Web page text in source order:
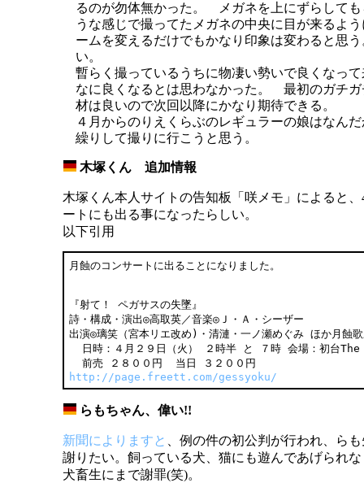
るのが勿体無かった。 メガネを上にずらして
うな感じで撮ってたメガネの中央に目が来るよ
ームを変えるだけでもかなり印象は変わると思
い。
暫らく撮っているうちに物凄い勢いで良くなっ
なに良くなるとは思わなかった。 最初のガチ
材は良いので次回以降にかなり期待できる。
４月からのりえくらぶのレギュラーの娘はなん
繰りして撮りに行こうと思う。
木塚くん 追加情報
木塚くん本人サイトの告知板「咲メモ」によると
ートにも出る事になったらしい。
以下引用
『射て！ ペガサスの失墜』
詩・構成・演出◎高取英／音楽◎Ｊ・Ａ・シーザー
出演◎璃笑（宮本リエ改め)・清漣・一ノ瀬めぐみ ほか月蝕
日時：４月２９日（火） ２時半 と ７時 会場：初台
http://page.freett.com/gessyoku/
らもちゃん、偉い!!
新聞によりますと
、例の件の初公判が行われ、ら
謝りたい。飼っている犬、猫にも遊んであげられ
犬畜生にまで謝罪(笑)。